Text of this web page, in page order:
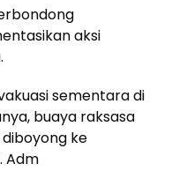
aksi
sementara di
buaya raksasa
ke
Adm